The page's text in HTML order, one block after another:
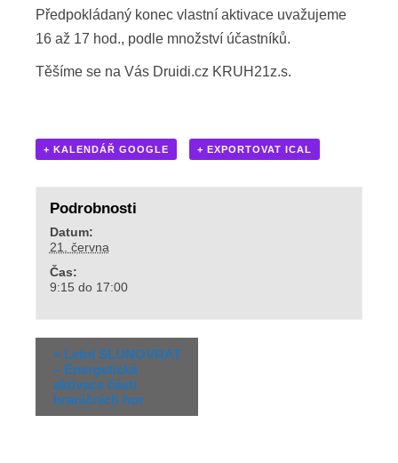
Předpokládaný konec vlastní aktivace uvažujeme
16 až 17 hod., podle množství účastníků.
Těšíme se na Vás Druidi.cz KRUH21z.s.
+ KALENDÁŘ GOOGLE + EXPORTOVAT ICAL
Podrobnosti
Datum:
21. června
Čas:
9:15 do 17:00
« Letní SLUNOVRAT
– Energetická
aktivace části
hraničních hor